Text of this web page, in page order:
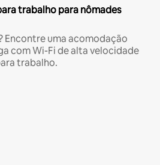
trabalho para nômades
Encontre uma acomodação
com Wi-Fi de alta velocidade
trabalho.